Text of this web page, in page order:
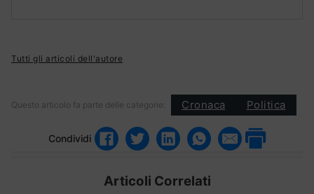
Tutti gli articoli dell'autore
Questo articolo fa parte delle categorie: Cronaca Politica
Condividi
Articoli Correlati